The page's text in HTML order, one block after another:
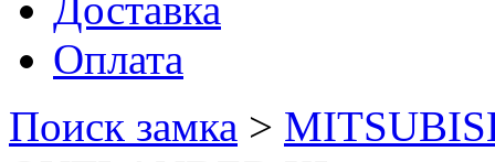
Оплата
Поиск замка >